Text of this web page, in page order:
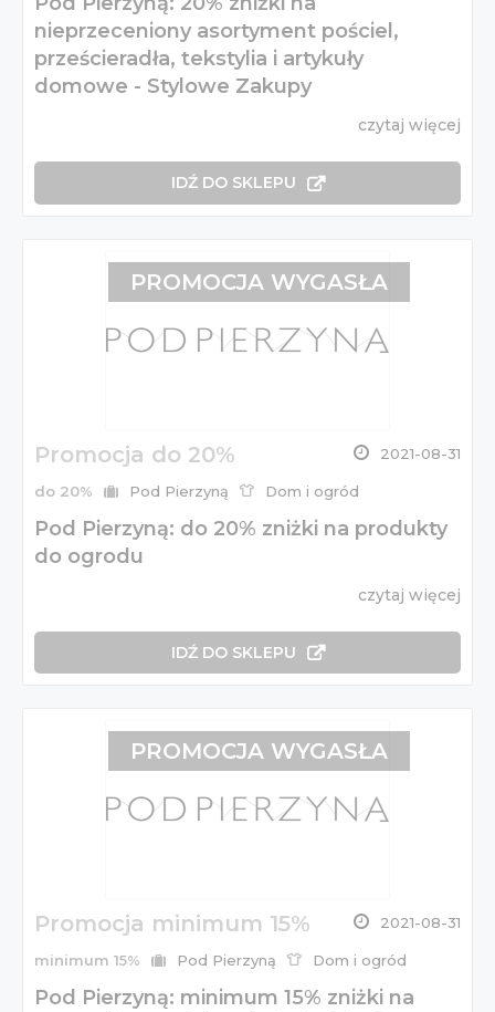
nieprzeceniony asortyment pościel,
prześcieradła, tekstylia i artykuły
domowe - Stylowe Zakupy
czytaj więcej
IDŹ DO SKLEPU
Promocja do 20% 2021-08-31
do 20% Pod Pierzyną Dom i ogród
Pod Pierzyną: do 20% zniżki na produkty
do ogrodu
czytaj więcej
IDŹ DO SKLEPU
PROMOCJA WYGASŁA
Promocja minimum 15% 2021-08-31
minimum 15% Pod Pierzyną Dom i ogród
Pod Pierzyną: minimum 15% zniżki na
PROMOCJA WYGASŁA